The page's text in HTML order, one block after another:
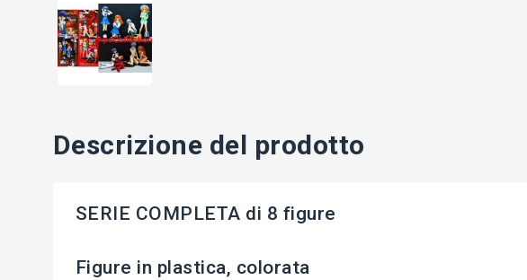
Descrizione del prodotto
SERIE COMPLETA di 8 figure
Figure in plastica, colorata